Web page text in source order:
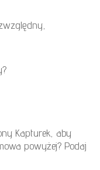
Kapturek, aby
powyżej? Podaj